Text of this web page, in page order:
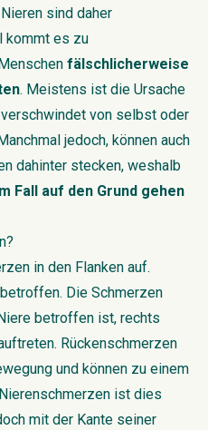
sind daher
kommt es zu
fälschlicherweise
. Meistens ist die Ursache
von selbst oder
jedoch, können auch
dahinter stecken, weshalb
Fall auf den Grund gehen
in den Flanken auf.
Die Schmerzen
betroffen ist, rechts
Rückenschmerzen
und können zu einem
ist dies
mit der Kante seiner